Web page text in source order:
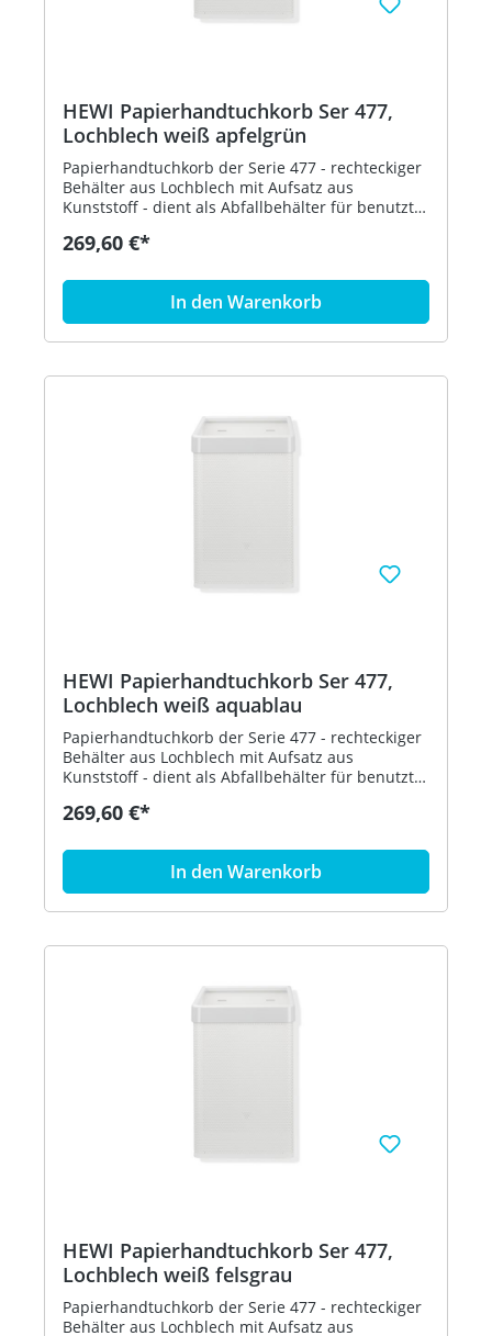
HEWI Papierhandtuchkorb Ser 477,
Lochblech weiß apfelgrün
Papierhandtuchkorb der Serie 477 - rechteckiger
Behälter aus Lochblech mit Aufsatz aus
Kunststoff - dient als Abfallbehälter für benutzte
Befestigung und Abdeckung von Abfallbeuteln
oder zur Wandmontage - 305 mm breit, 515 mm
hoch und 300 mm tief - Lochblech, weiß - aus
hochglänzendem Polyamid nach HEWI
Farbtabelle - in HEWI Farbe 74 (Apfelgrün)
269,60 €*
In den Warenkorb
HEWI Papierhandtuchkorb Ser 477,
Lochblech weiß aquablau
Papierhandtuchkorb der Serie 477 - rechteckiger
Behälter aus Lochblech mit Aufsatz aus
Kunststoff - dient als Abfallbehälter für benutzte
Befestigung und Abdeckung von Abfallbeuteln
oder zur Wandmontage - 305 mm breit, 515 mm
hoch und 300 mm tief - Lochblech, weiß - aus
hochglänzendem Polyamid nach HEWI
Farbtabelle - in HEWI Farbe 55 (Aquablau)
269,60 €*
In den Warenkorb
HEWI Papierhandtuchkorb Ser 477,
Lochblech weiß felsgrau
Papierhandtuchkorb der Serie 477 - rechteckiger
Behälter aus Lochblech mit Aufsatz aus